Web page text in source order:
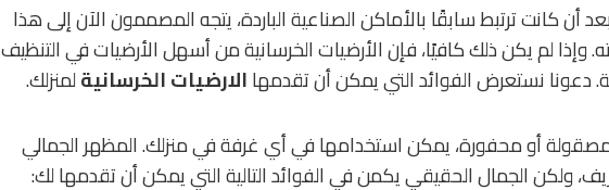
أن كانت ترتبط سابقًا بالأماكن الصناعية الباردة، يتجه المصممون الآن إلى هذا
وإذا لم يكن ذلك كافيًا، فإن الأرضيات الخرسانية من أسهل الأرضيات في التنظيف
دعونا نستعرض الفوائد التي يمكن أن تقدمهاالارضيات الخرسانيةلمنزلك.
أو محفورة، يمكن استخدامها في أي غرفة في منزلك. المظهر الجمالي
ولكن الجمال الحقيقي يكمن في الفوائد التالية التي يمكن أن تقدمها لك: